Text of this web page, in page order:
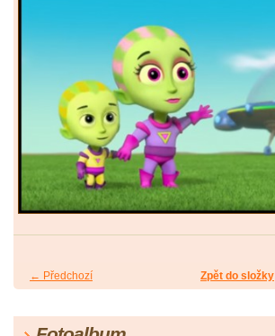
← Předchozí Zpět do složky